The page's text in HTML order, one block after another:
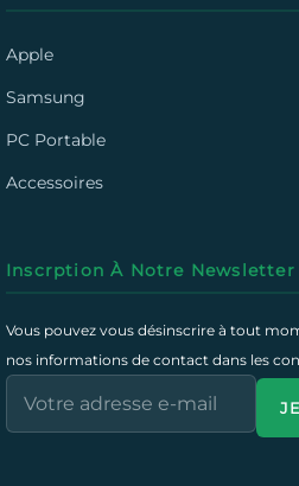
Apple
Samsung
PC Portable
Accessoires
Inscrption À Notre Newsletter
Vous pouvez vous désinscrire à tout
nos informations de contact dans les